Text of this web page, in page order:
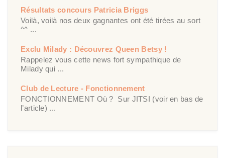
Résultats concours Patricia Briggs
Voilà, voilà nos deux gagnantes ont été tirées au sort
^^ ...
Exclu Milady : Découvrez Queen Betsy !
Rappelez vous cette news fort sympathique de
Milady qui ...
Club de Lecture - Fonctionnement
FONCTIONNEMENT Où ? Sur JITSI (voir en bas de
l’article) ...